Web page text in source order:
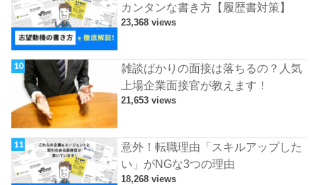
カンタンな書き方【履歴書対策】
23,368 views
雑談ばかりの面接は落ちるの？人気
上場企業面接官が教えます！
21,653 views
意外！転職理由「スキルアップした
い」がNGな3つの理由
18,268 views